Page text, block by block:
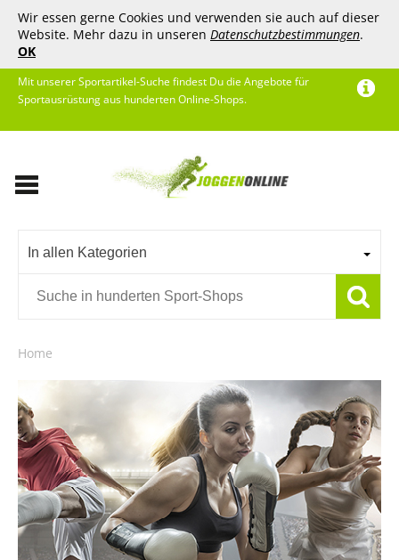
Wir essen gerne Cookies und verwenden sie auch auf dieser
Website. Mehr dazu in unseren Datenschutzbestimmungen.
OK
Mit unserer Sportartikel-Suche findest Du die Angebote für
Sportausrüstung aus hunderten Online-Shops.
In allen Kategorien
Home